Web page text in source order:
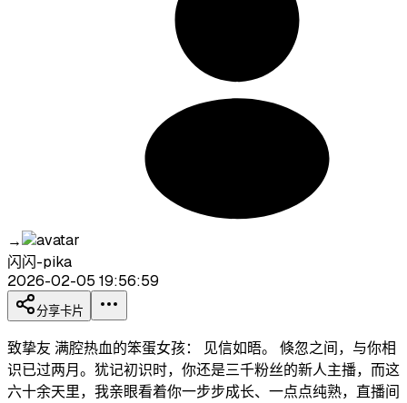
→
闪闪-pika
2026-02-05 19:56:59
分享卡片
致挚友 满腔热血的笨蛋女孩： 见信如晤。 倏忽之间，与你相
识已过两月。犹记初识时，你还是三千粉丝的新人主播，而这
六十余天里，我亲眼看着你一步步成长、一点点纯熟，直播间